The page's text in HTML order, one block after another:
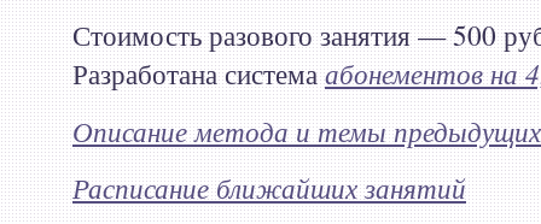
Стоимость разового занятия — 500
Разработана системаабонементов на
Описание метода и темы
Расписание ближайших занятий